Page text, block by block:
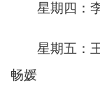
星期四：
星期五：
畅媛